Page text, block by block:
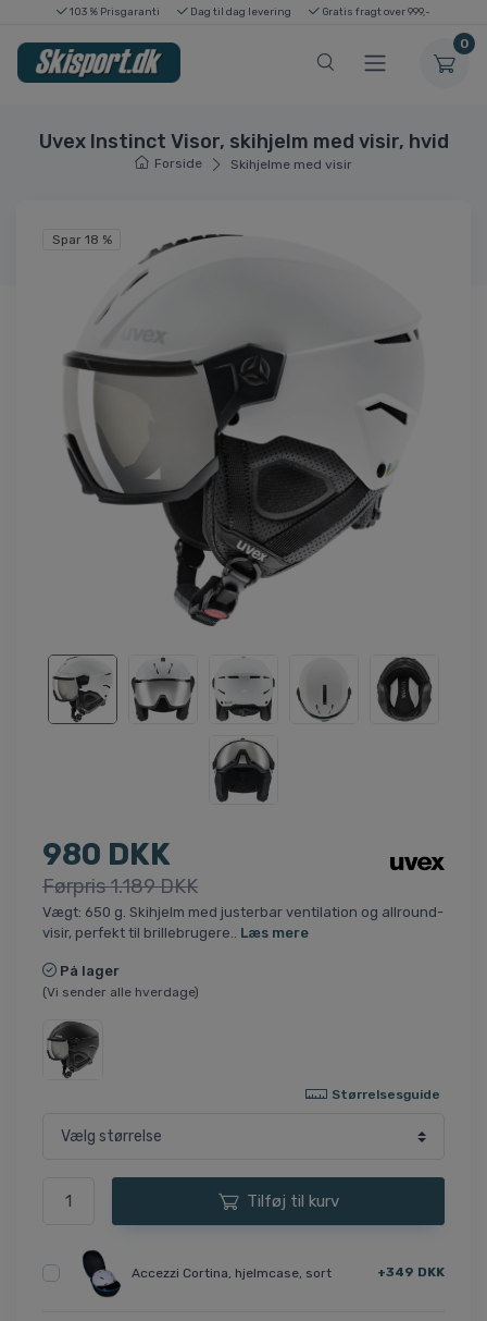
103 % Prisgaranti Dag til dag levering Gratis fragt over 999,-
0
Uvex Instinct Visor, skihjelm med visir, hvid
Forside Skihjelme med visir
Spar 18 %
980 DKK
Førpris 1.189 DKK
Vægt: 650 g. Skihjelm med justerbar ventilation og allround-
visir, perfekt til brillebrugere.. Læs mere
På lager
(Vi sender alle hverdage)
Størrelsesguide
Tilføj til kurv
Accezzi Cortina, hjelmcase, sort +349 DKK